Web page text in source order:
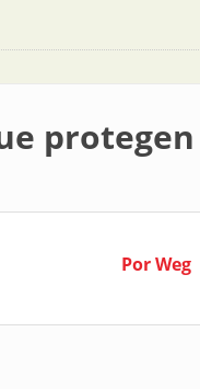
Por Weg